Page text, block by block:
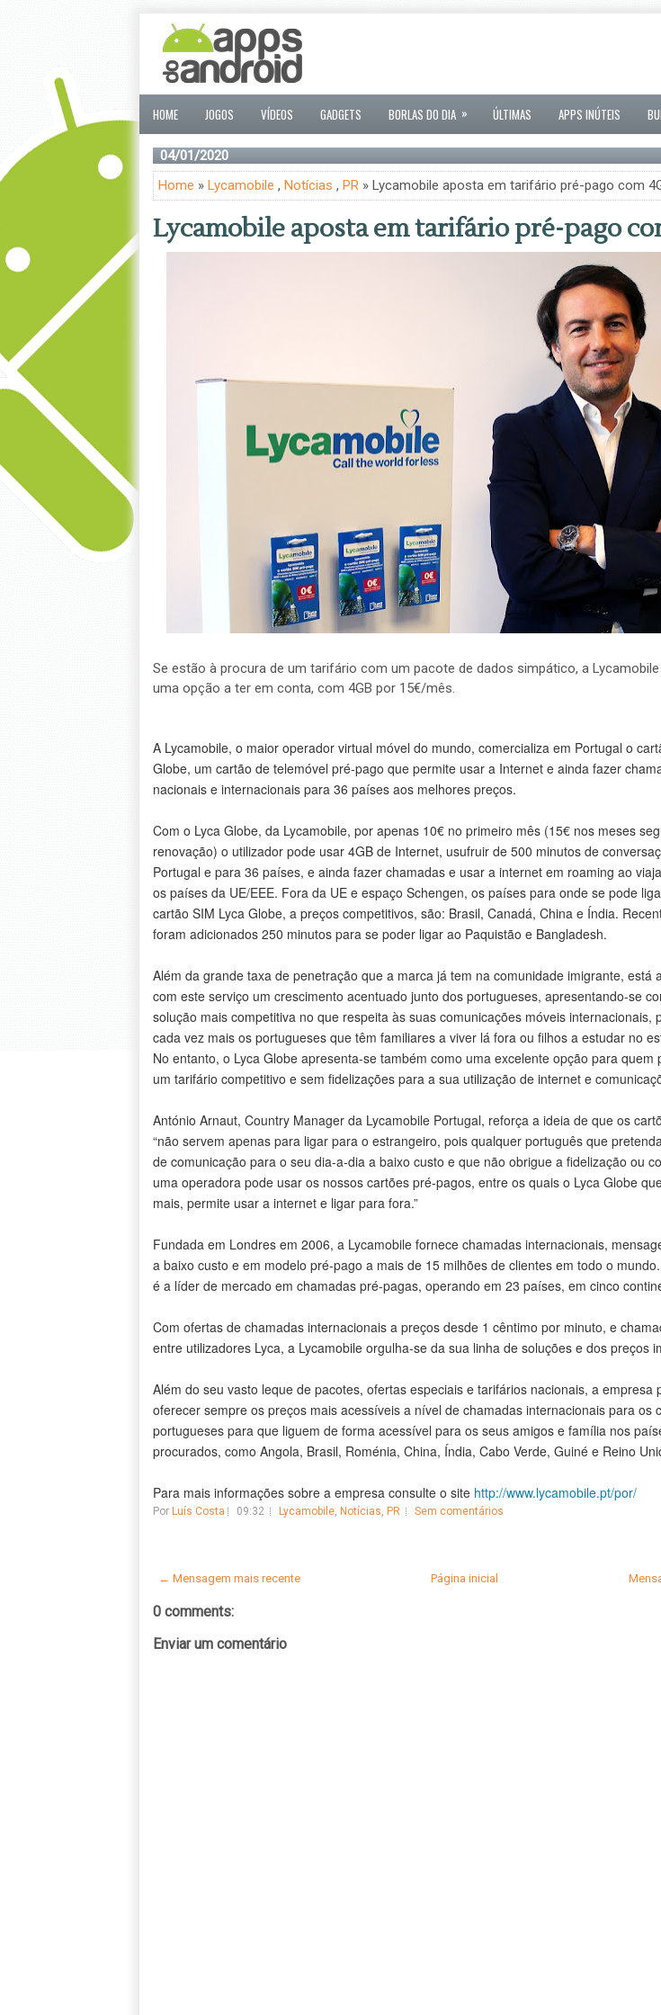
HOME JOGOS VÍDEOS GADGETS BORLAS DO DIA » ÚLTIMAS APPS INÚTEIS
04/01/2020
Home » Lycamobile , Notícias , PR» Lycamobile aposta em tarifário pré-pago com
Lycamobile aposta em tarifário pré-pago
Se estão à procura de um tarifário com um pacote de dados simpático, a
uma opção a ter em conta, com 4GB por 15€/mês.
A Lycamobile, o maior operador virtual móvel do mundo, comercializa em Portugal o
Globe, um cartão de telemóvel pré-pago que permite usar a Internet e ainda fazer
nacionais e internacionais para 36 países aos melhores preços.
Com o Lyca Globe, da Lycamobile, por apenas 10€ no primeiro mês (15€ nos meses
renovação) o utilizador pode usar 4GB de Internet, usufruir de 500 minutos de
Portugal e para 36 países, e ainda fazer chamadas e usar a internet em roaming ao
os países da UE/EEE. Fora da UE e espaço Schengen, os países para onde se pode
cartão SIM Lyca Globe, a preços competitivos, são: Brasil, Canadá, China e Índia.
foram adicionados 250 minutos para se poder ligar ao Paquistão e Bangladesh.
Além da grande taxa de penetração que a marca já tem na comunidade imigrante, está
com este serviço um crescimento acentuado junto dos portugueses, apresentando-se
solução mais competitiva no que respeita às suas comunicações móveis internacionais,
cada vez mais os portugueses que têm familiares a viver lá fora ou filhos a estudar no
No entanto, o Lyca Globe apresenta-se também como uma excelente opção para quem
um tarifário competitivo e sem fidelizações para a sua utilização de internet e
António Arnaut, Country Manager da Lycamobile Portugal, reforça a ideia de que os
“não servem apenas para ligar para o estrangeiro, pois qualquer português que
de comunicação para o seu dia-a-dia a baixo custo e que não obrigue a fidelização ou
uma operadora pode usar os nossos cartões pré-pagos, entre os quais o Lyca Globe
mais, permite usar a internet e ligar para fora.”
Fundada em Londres em 2006, a Lycamobile fornece chamadas internacionais,
a baixo custo e em modelo pré-pago a mais de 15 milhões de clientes em todo o
é a líder de mercado em chamadas pré-pagas, operando em 23 países, em cinco
Com ofertas de chamadas internacionais a preços desde 1 cêntimo por minuto, e
entre utilizadores Lyca, a Lycamobile orgulha-se da sua linha de soluções e dos preços
Além do seu vasto leque de pacotes, ofertas especiais e tarifários nacionais, a empresa
oferecer sempre os preços mais acessíveis a nível de chamadas internacionais para os
portugueses para que liguem de forma acessível para os seus amigos e família nos
procurados, como Angola, Brasil, Roménia, China, Índia, Cabo Verde, Guiné e Reino
Para mais informações sobre a empresa consulte o site http://www.lycamobile.pt/por/
Por Luís Costa 09:32 Lycamobile, Notícias, PR Sem comentários
← Mensagem mais recente Página inicial
0 comments:
Enviar um comentário